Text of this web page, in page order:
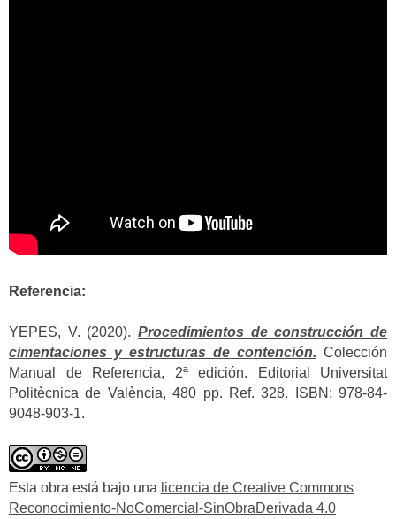
Referencia:
YEPES, V. (2020). Procedimientos de construcción de
cimentaciones y estructuras de contención. Colección
Manual de Referencia, 2ª edición. Editorial Universitat
Politècnica de València, 480 pp. Ref. 328. ISBN: 978-84-
9048-903-1.
Esta obra está bajo una licencia de Creative Commons
Reconocimiento-NoComercial-SinObraDerivada 4.0